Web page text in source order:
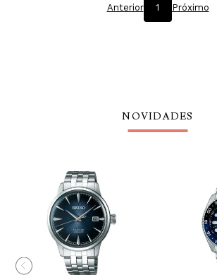
Anterior 1 Próximo
NOVIDADES